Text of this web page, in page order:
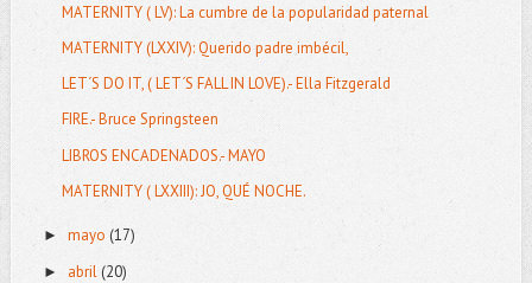
MATERNITY ( LV): La cumbre de la popularidad paternal
MATERNITY (LXXIV): Querido padre imbécil,
LET´S DO IT, ( LET´S FALL IN LOVE).- Ella Fitzgerald
FIRE.- Bruce Springsteen
LIBROS ENCADENADOS.- MAYO
MATERNITY ( LXXIII): JO, QUÉ NOCHE.
► mayo (17)
► abril(20)